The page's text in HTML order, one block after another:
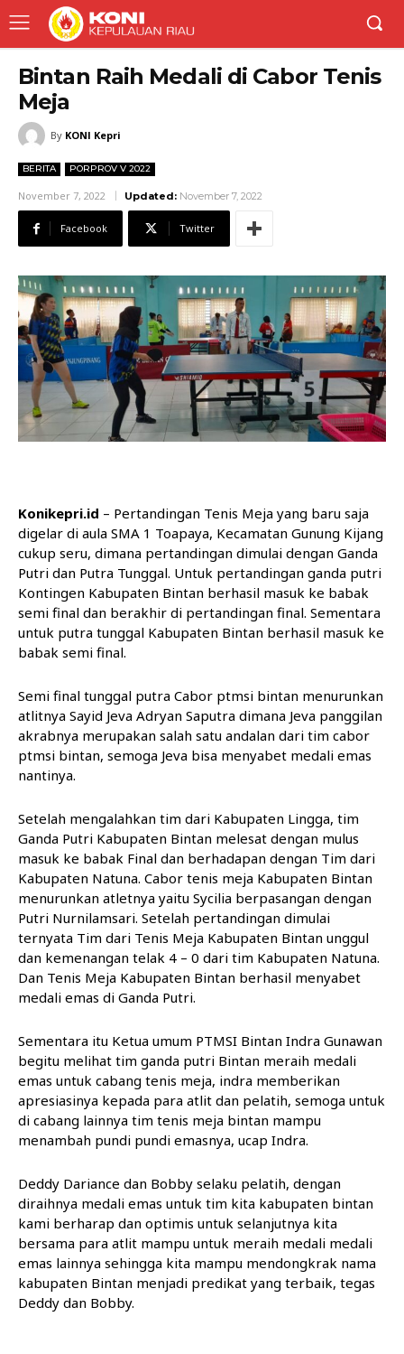
Bintan Raih Medali di Cabor Tenis
Meja
By KONI Kepri
BERITA PORPROV V 2022
November 7, 2022 Updated: November 7, 2022
Facebook Twitter
Konikepri.id – Pertandingan Tenis Meja yang baru saja
digelar di aula SMA 1 Toapaya, Kecamatan Gunung Kijang
cukup seru, dimana pertandingan dimulai dengan Ganda
Putri dan Putra Tunggal. Untuk pertandingan ganda putri
Kontingen Kabupaten Bintan berhasil masuk ke babak
semi final dan berakhir di pertandingan final. Sementara
untuk putra tunggal Kabupaten Bintan berhasil masuk ke
babak semi final.
Semi final tunggal putra Cabor ptmsi bintan menurunkan
atlitnya Sayid Jeva Adryan Saputra dimana Jeva panggilan
akrabnya merupakan salah satu andalan dari tim cabor
ptmsi bintan, semoga Jeva bisa menyabet medali emas
nantinya.
Setelah mengalahkan tim dari Kabupaten Lingga, tim
Ganda Putri Kabupaten Bintan melesat dengan mulus
masuk ke babak Final dan berhadapan dengan Tim dari
Kabupaten Natuna. Cabor tenis meja Kabupaten Bintan
menurunkan atletnya yaitu Sycilia berpasangan dengan
Putri Nurnilamsari. Setelah pertandingan dimulai
ternyata Tim dari Tenis Meja Kabupaten Bintan unggul
dan kemenangan telak 4 – 0 dari tim Kabupaten Natuna.
Dan Tenis Meja Kabupaten Bintan berhasil menyabet
medali emas di Ganda Putri.
Sementara itu Ketua umum PTMSI Bintan Indra Gunawan
begitu melihat tim ganda putri Bintan meraih medali
emas untuk cabang tenis meja, indra memberikan
apresiasinya kepada para atlit dan pelatih, semoga untuk
di cabang lainnya tim tenis meja bintan mampu
menambah pundi pundi emasnya, ucap Indra.
Deddy Dariance dan Bobby selaku pelatih, dengan
diraihnya medali emas untuk tim kita kabupaten bintan
kami berharap dan optimis untuk selanjutnya kita
bersama para atlit mampu untuk meraih medali medali
emas lainnya sehingga kita mampu mendongkrak nama
kabupaten Bintan menjadi predikat yang terbaik, tegas
Deddy dan Bobby.